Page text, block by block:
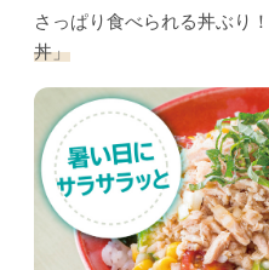
さっぱり食べられる丼ぶり！
丼」